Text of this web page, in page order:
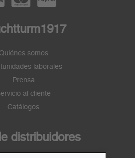
Quiénes somos
laborales
Prensa
al cliente
Catálogos
distribuidores